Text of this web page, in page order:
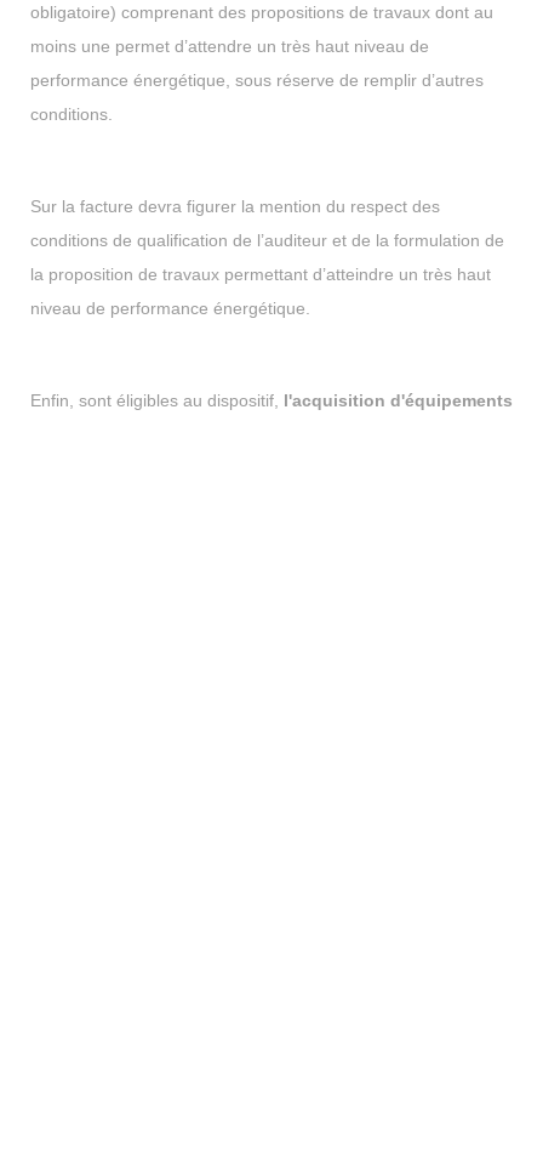
obligatoire) comprenant des propositions de travaux dont au
moins une permet d’attendre un très haut niveau de
performance énergétique, sous réserve de remplir d’autres
conditions.
Sur la facture devra figurer la mention du respect des
conditions de qualification de l’auditeur et de la formulation de
la proposition de travaux permettant d’atteindre un très haut
niveau de performance énergétique.
Enfin, sont éligibles au dispositif, l'acquisition d'équipements